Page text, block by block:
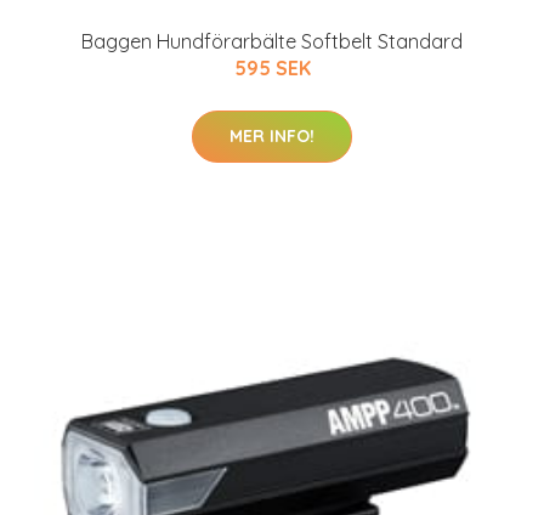
Baggen Hundförarbälte Softbelt Standard
595 SEK
MER INFO!